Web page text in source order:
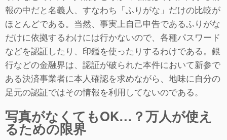
報の中だと名義人、すなわち「ふりがな」だけの比較が
ほとんどである。当然、事実上自己申告であるふりがな
だけに依拠するわけには行かないので、各種パスワード
などを認証したり、印鑑を使ったりするわけである。銀
行などの金融界は、認証が破られた本件において新参で
ある決済事業者に本人確認を求めながら、地味に自分の
足元の認証ではその情報を利用してないのである。
写真がなくてもOK…？万人が使え
るための限界